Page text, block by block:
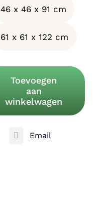
46 x 46 x 91 cm
61 x 61 x 122 cm
Toevoegen
aan
winkelwagen
Email